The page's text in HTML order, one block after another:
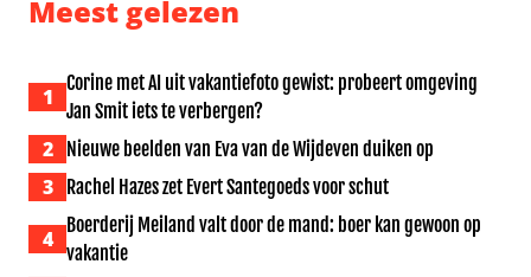
Meest gelezen
1
Corine met AI uit vakantiefoto gewist: probeert omgeving
Jan Smit iets te verbergen?
2 Nieuwe beelden van Eva van de Wijdeven duiken op
3 Rachel Hazes zet Evert Santegoeds voor schut
4
Boerderij Meiland valt door de mand: boer kan gewoon op
vakantie